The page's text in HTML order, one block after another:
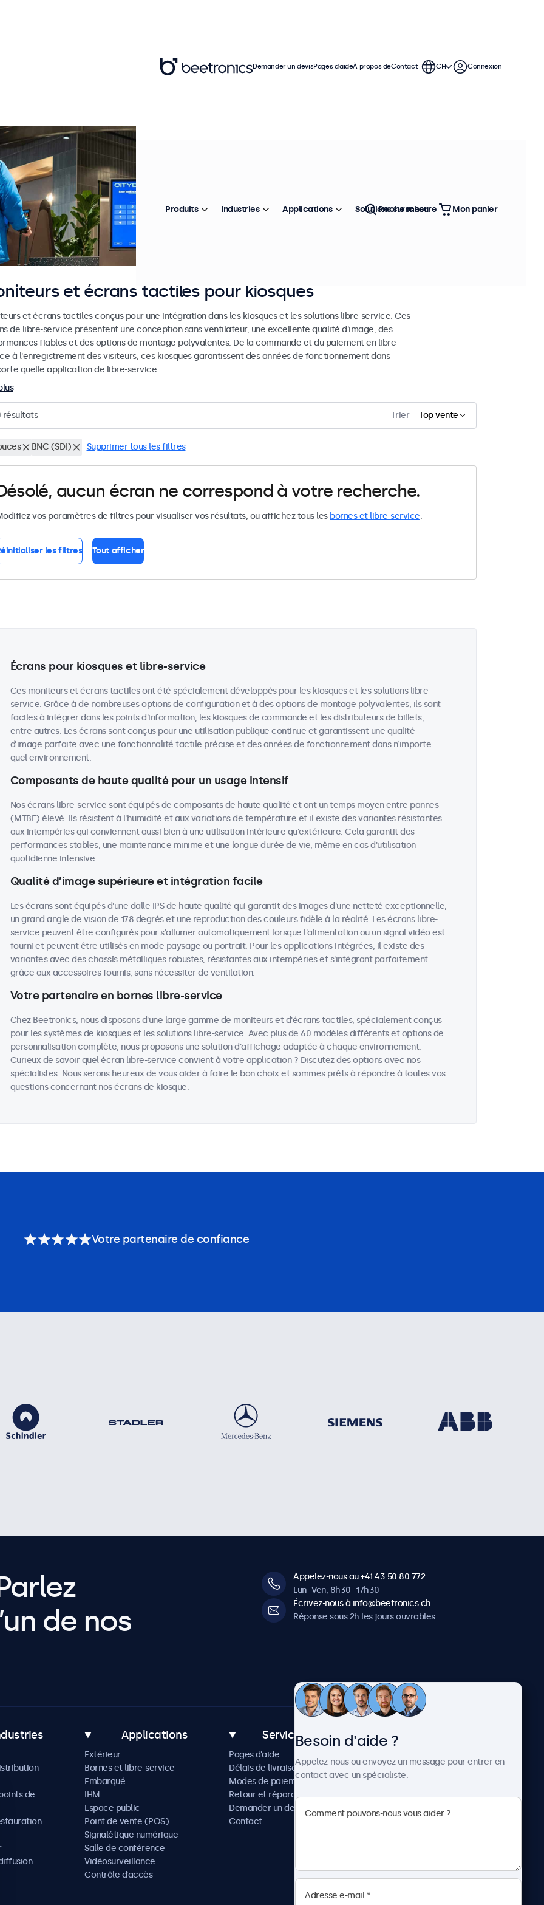
et écrans tactiles pour kiosques
et écrans tactiles conçus pour une intégration dans les kiosques et les solutions libre-service. Ces
de libre-service présentent une conception sans ventilateur, une excellente qualité d'image, des
fiables et des options de montage polyvalentes. De la commande et du paiement en libre-
à l'enregistrement des visiteurs, ces kiosques garantissent des années de fonctionnement dans
quelle application de libre-service.
résultats Trier Top vente
BNC (SDI) Supprimer tous les filtres
aucun écran ne correspond à votre recherche.
vos paramètres de filtres pour visualiser vos résultats, ou affichez tous les bornes et libre-service.
les filtres Tout afficher
Écrans pour kiosques et libre-service
Ces moniteurs et écrans tactiles ont été spécialement développés pour les kiosques et les solutions libre-
service. Grâce à de nombreuses options de configuration et à des options de montage polyvalentes, ils sont
faciles à intégrer dans les points d'information, les kiosques de commande et les distributeurs de billets,
entre autres. Les écrans sont conçus pour une utilisation publique continue et garantissent une qualité
d’image parfaite avec une fonctionnalité tactile précise et des années de fonctionnement dans n’importe
quel environnement.
Composants de haute qualité pour un usage intensif
Nos écrans libre-service sont équipés de composants de haute qualité et ont un temps moyen entre pannes
(MTBF) élevé. Ils résistent à l'humidité et aux variations de température et il existe des variantes résistantes
aux intempéries qui conviennent aussi bien à une utilisation intérieure qu'extérieure. Cela garantit des
performances stables, une maintenance minime et une longue durée de vie, même en cas d'utilisation
quotidienne intensive.
Qualité d’image supérieure et intégration facile
Les écrans sont équipés d'une dalle IPS de haute qualité qui garantit des images d'une netteté exceptionnelle,
un grand angle de vision de 178 degrés et une reproduction des couleurs fidèle à la réalité. Les écrans libre-
service peuvent être configurés pour s'allumer automatiquement lorsque l'alimentation ou un signal vidéo est
fourni et peuvent être utilisés en mode paysage ou portrait. Pour les applications intégrées, il existe des
variantes avec des chassîs métalliques robustes, résistantes aux intempéries et s'intégrant parfaitement
grâce aux accessoires fournis, sans nécessiter de ventilation.
Votre partenaire en bornes libre-service
Chez Beetronics, nous disposons d'une large gamme de moniteurs et d'écrans tactiles, spécialement conçus
pour les systèmes de kiosques et les solutions libre-service. Avec plus de 60 modèles différents et options de
personnalisation complète, nous proposons une solution d'affichage adaptée à chaque environnement.
Curieux de savoir quel écran libre-service convient à votre application ? Discutez des options avec nos
spécialistes. Nous serons heureux de vous aider à faire le bon choix et sommes prêts à répondre à toutes vos
questions concernant nos écrans de kiosque.
Demander un devisPages d’aideÀ propos deContact CH Connexion
Produits Industries Applications Solutions sur mesure
Rechercher Mon panier
Votre partenaire de confiance
de nos
Appelez-nous au +41 43 50 80 772
Lun–Ven, 8h30–17h30
Écrivez-nous à info@beetronics.ch
Réponse sous 2h les jours ouvrables
de
Applications
Extérieur
Bornes et libre-service
Embarqué
IHM
Espace public
Point de vente (POS)
Signalétique numérique
Salle de conférence
Vidéosurveillance
Contrôle d’accès
Service client
Pages d’aide
Délais de livraison
Modes de paiement
Retour et réparation
Demander un devis
Contact
Actualités et mises à jour
À propos de Beetronics
Carrière
Conditions de vente
Besoin d'aide ?
Appelez-nous ou envoyez un message pour entrer en
contact avec un spécialiste.